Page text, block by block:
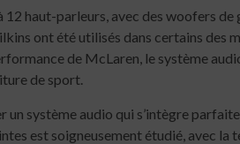
haut-parleurs, avec des woofers
ont été utilisés dans certains des
de McLaren, le système
de sport.
système audio qui s’intègre
est soigneusement étudié, avec